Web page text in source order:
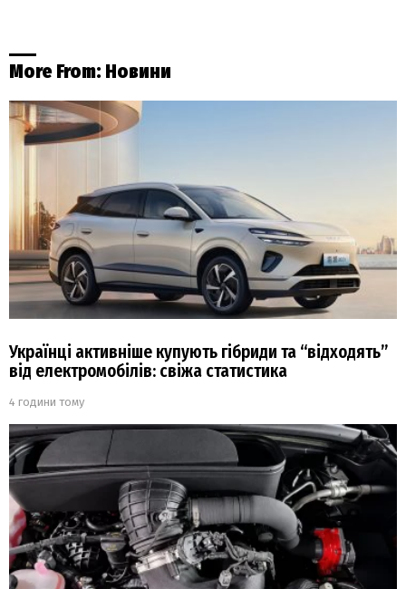
More From: Новини
Українці активніше купують гібриди та “відходять”
від електромобілів: свіжа статистика
4 години тому